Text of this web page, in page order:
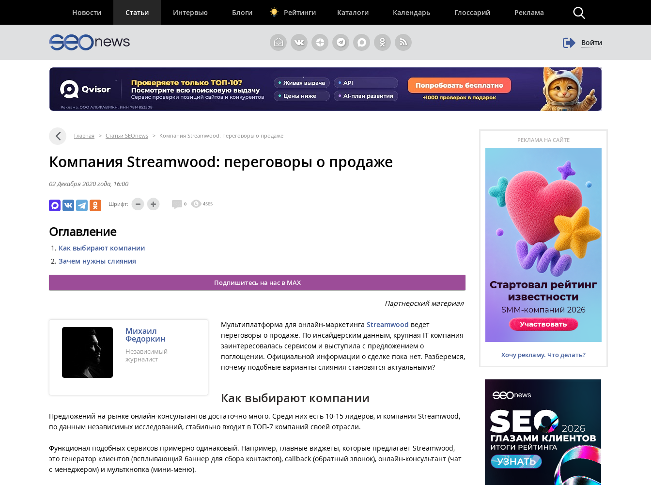
Новости Статьи Интервью Блоги Рейтинги Каталоги Календарь Глоссарий Реклама
Войти
Главная > Статьи SEOnews > Компания Streamwood: переговоры о продаже
Компания Streamwood: переговоры о продаже
02 Декабря 2020 года , 16:00
Шрифт: 0 4565
Оглавление
Как выбирают компании
Зачем нужны слияния
Подпишитесь на нас в MAX
Партнерский материал
Михаил
Федоркин
Независимый
журналист
Мультиплатформа для онлайн-маркетинга Streamwood ведет
переговоры о продаже. По инсайдерским данным, крупная IT-компания
заинтересовалась сервисом и выступила с предложением о
поглощении. Официальной информации о сделке пока нет. Разберемся,
почему подобные варианты слияния становятся актуальными?
Как выбирают компании
Предложений на рынке онлайн-консультантов достаточно много. Среди них есть 10-15 лидеров, и компания Streamwood,
по данным независимых исследований, стабильно входит в ТОП-7 компаний своей отрасли.
Функционал подобных сервисов примерно одинаковый. Например, главные виджеты, которые предлагает Streamwood,
это генератор клиентов (всплывающий баннер для сбора контактов), callback (обратный звонок), онлайн-консультант (чат
с менеджером) и мульткнопка (мини-меню).
РЕКЛАМА НА САЙТЕ
Хочу рекламу. Что делать?